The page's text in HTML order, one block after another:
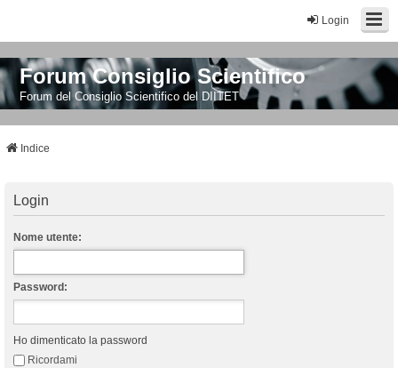
Login
Forum Consiglio Scientifico
Forum del Consiglio Scientifico del DIITET
Indice
Login
Nome utente:
Password:
Ho dimenticato la password
Ricordami